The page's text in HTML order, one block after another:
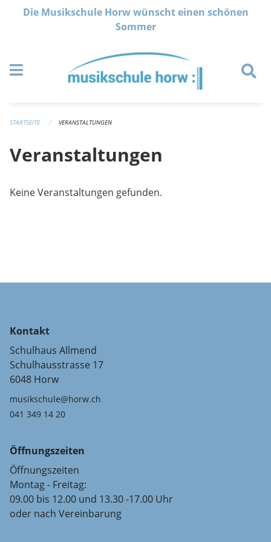
Navigation überspringen
Die Musikschule Horw wünscht einen schönen
Sommer
STARTSEITE VERANSTALTUNGEN
Veranstaltungen
Keine Veranstaltungen gefunden.
Kontakt
Schulhaus Allmend
Schulhausstrasse 17
6048 Horw
musikschule@horw.ch
041 349 14 20
Öffnungszeiten
Öffnungszeiten
Montag - Freitag:
09.00 bis 12.00 und 13.30 -17.00 Uhr
oder nach Vereinbarung